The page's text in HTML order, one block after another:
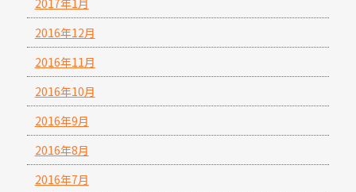
2016年12月
2016年11月
2016年10月
2016年9月
2016年8月
2016年7月